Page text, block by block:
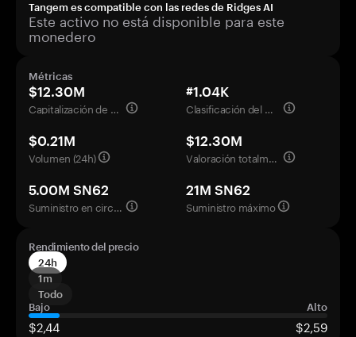
Tangem es compatible con las redes de Ridges AI
Este activo no está disponible para este
monedero
Métricas
$12.30M
Capitalización de mercado
#1.04K
Clasificación del mercado
$0.21M
Volumen (24h)
$12.30M
Valoración totalmente diluida
5.00M SN62
Suministro en circulación
21M SN62
Suministro máximo
Rendimiento del precio
24h
1m
Todo
Bajo
Alto
$2,44 $2,59